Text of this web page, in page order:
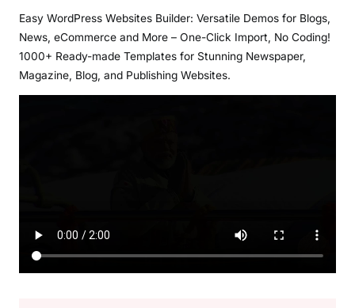
Easy WordPress Websites Builder: Versatile Demos for Blogs,
News, eCommerce and More – One-Click Import, No Coding!
1000+ Ready-made Templates for Stunning Newspaper,
Magazine, Blog, and Publishing Websites.